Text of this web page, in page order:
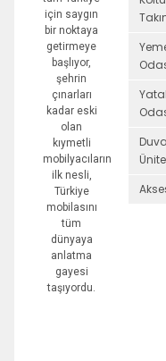
için saygın
bir noktaya
getirmeye
başlıyor,
şehrin
çınarları
kadar eski
olan
kıymetli
mobilyacıların
ilk nesli,
Türkiye
mobilasını
tüm
dünyaya
anlatma
gayesi
taşıyordu.